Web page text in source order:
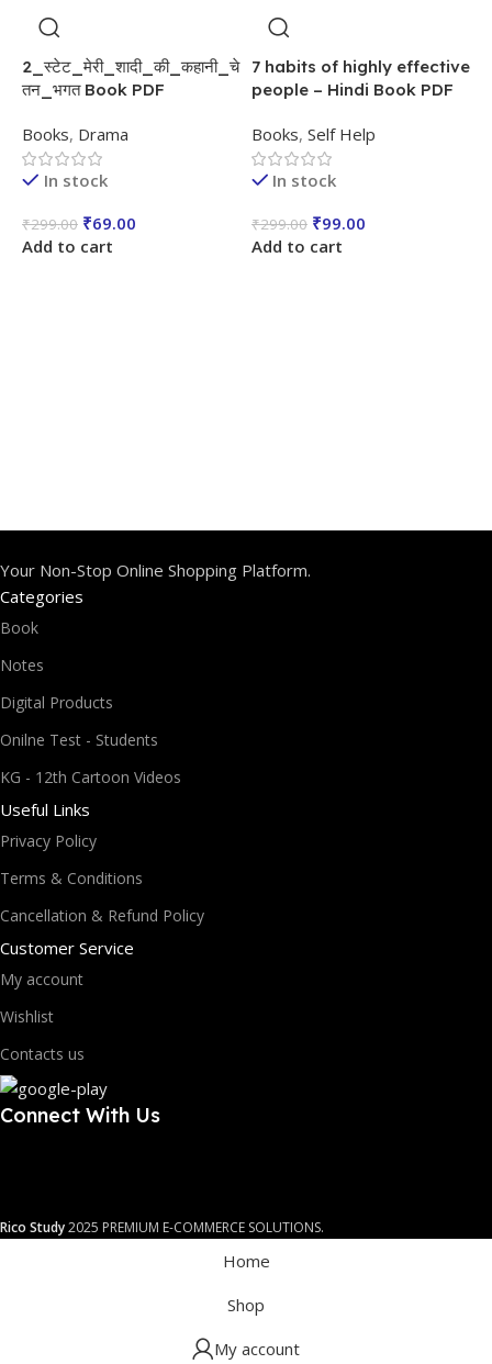
2_स्टेट_मेरी_शादी_की_कहानी_चे
तन_भगत Book PDF
Books, Drama
In stock
₹299.00 ₹69.00
Add to cart
7 habits of highly effective
people – Hindi Book PDF
Books, Self Help
In stock
₹299.00 ₹99.00
Add to cart
Your Non-Stop Online Shopping Platform.
Categories
Book
Notes
Digital Products
Onilne Test - Students
KG - 12th Cartoon Videos
Useful Links
Privacy Policy
Terms & Conditions
Cancellation & Refund Policy
Customer Service
My account
Wishlist
Contacts us
Connect With Us
Rico Study2025 PREMIUM E-COMMERCE SOLUTIONS.
Home
Shop
My account